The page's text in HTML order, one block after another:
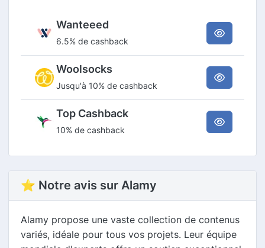
Wanteeed
6.5% de cashback
Woolsocks
Jusqu'à 10% de cashback
Top Cashback
10% de cashback
⭐ Notre avis sur Alamy
Alamy propose une vaste collection de contenus
variés, idéale pour tous vos projets. Leur équipe